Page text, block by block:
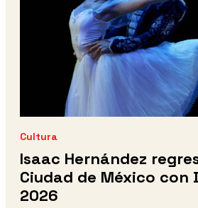
Cultura
Isaac Hernández
Ciudad de México con
2026